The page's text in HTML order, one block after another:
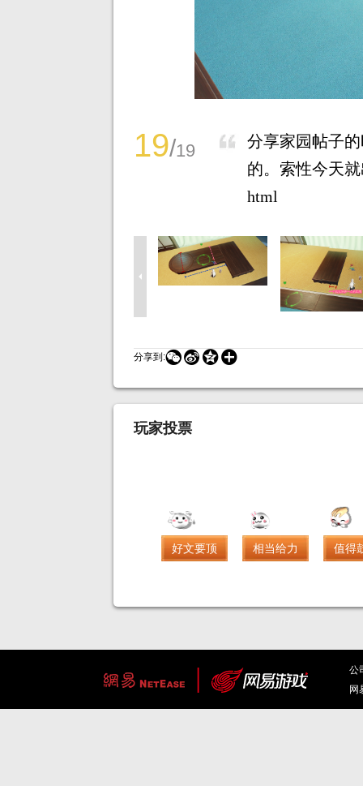
19/19
分享家园帖子
的。索性今天就
html
分享到: 
玩家投票
好文要顶 相当给力 值得
公
网